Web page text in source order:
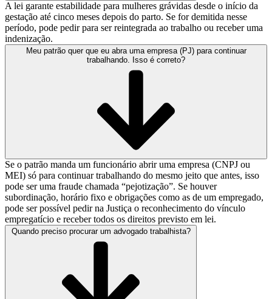
A lei garante estabilidade para mulheres grávidas desde o início da
gestação até cinco meses depois do parto. Se for demitida nesse
período, pode pedir para ser reintegrada ao trabalho ou receber uma
indenização.
Meu patrão quer que eu abra uma empresa (PJ) para continuar
trabalhando. Isso é correto?
Se o patrão manda um funcionário abrir uma empresa (CNPJ ou
MEI) só para continuar trabalhando do mesmo jeito que antes, isso
pode ser uma fraude chamada “pejotização”. Se houver
subordinação, horário fixo e obrigações como as de um empregado,
pode ser possível pedir na Justiça o reconhecimento do vínculo
empregatício e receber todos os direitos previsto em lei.
Quando preciso procurar um advogado trabalhista?